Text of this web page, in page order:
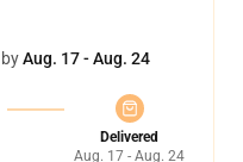
Aug. 17 - Aug. 24
Delivered
Aug. 17 - Aug. 24